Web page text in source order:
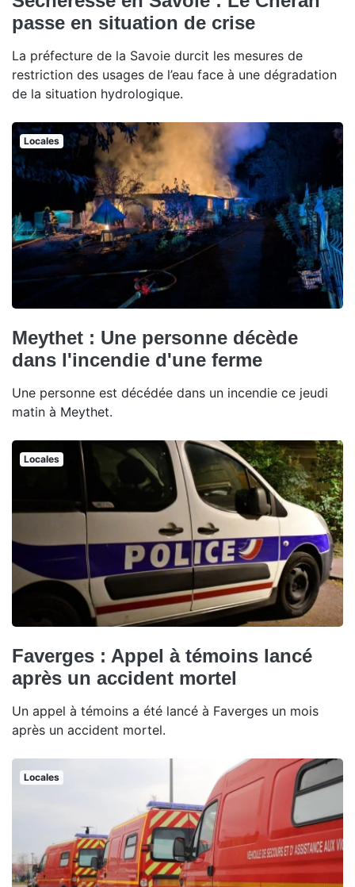
passe en situation de crise
La préfecture de la Savoie durcit les mesures de
restriction des usages de l’eau face à une dégradation
de la situation hydrologique.
Locales
Meythet : Une personne décède
dans l'incendie d'une ferme
Une personne est décédée dans un incendie ce jeudi
matin à Meythet.
Locales
Faverges : Appel à témoins lancé
après un accident mortel
Un appel à témoins a été lancé à Faverges un mois
après un accident mortel.
Locales